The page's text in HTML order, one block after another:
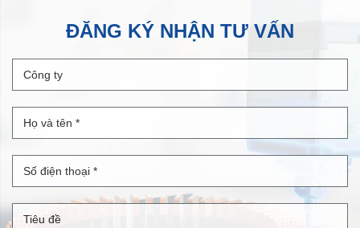
ĐĂNG KÝ NHẬN TƯ VẤN